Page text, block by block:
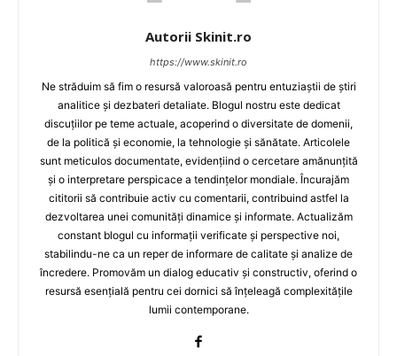
Autorii Skinit.ro
https://www.skinit.ro
Ne străduim să fim o resursă valoroasă pentru entuziaștii de știri
analitice și dezbateri detaliate. Blogul nostru este dedicat
discuțiilor pe teme actuale, acoperind o diversitate de domenii,
de la politică și economie, la tehnologie și sănătate. Articolele
sunt meticulos documentate, evidențiind o cercetare amănunțită
și o interpretare perspicace a tendințelor mondiale. Încurajăm
cititorii să contribuie activ cu comentarii, contribuind astfel la
dezvoltarea unei comunități dinamice și informate. Actualizăm
constant blogul cu informații verificate și perspective noi,
stabilindu-ne ca un reper de informare de calitate și analize de
încredere. Promovăm un dialog educativ și constructiv, oferind o
resursă esențială pentru cei dornici să înțeleagă complexitățile
lumii contemporane.